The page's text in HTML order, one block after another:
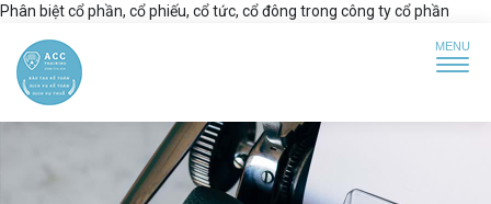
Phân biệt cổ phần, cổ phiếu, cổ tức, cổ đông trong công ty cổ phần